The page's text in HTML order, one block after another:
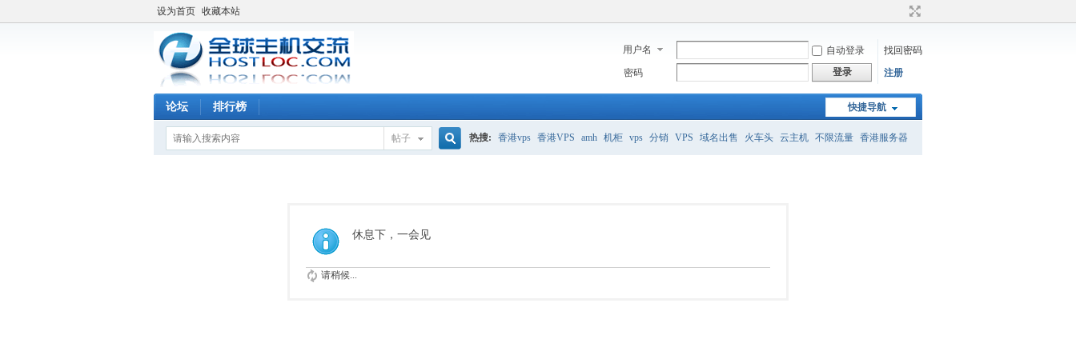
设为首页 收藏本站
用户名 自动登录
找回密码
密码
登录 注册
快捷导航
论坛 排行榜
帖子 热搜: 香港vps 香港VPS amh 机柜 vps 分销 VPS 域名出售 火车头 云主机 不限流量 香港服务器
休息下，一会见
请稍候...